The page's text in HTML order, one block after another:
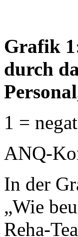
Grafik
durch
1 =
ANQ-
In der
„Wie
Reha-